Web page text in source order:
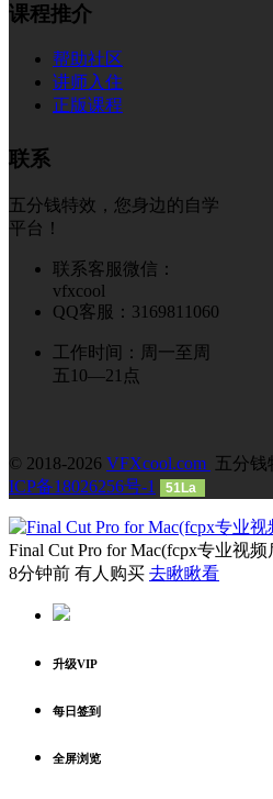
课程推介
帮助社区
讲师入住
正版课程
联系
五分钱特效，您身边的自学
平台！
联系客服微信：
vfxcool
QQ客服：3169811060
工作时间：周一至周
五10—21点
© 2018-2026 VFXcool.com 五分钱
ICP备18026256号-1
51La
Final Cut Pro for Mac(fcpx专业视
8分钟前 有人购买 去瞅瞅看
升级VIP
每日签到
全屏浏览